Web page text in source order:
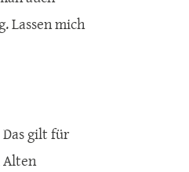
Lassen mich
gilt für
Alten